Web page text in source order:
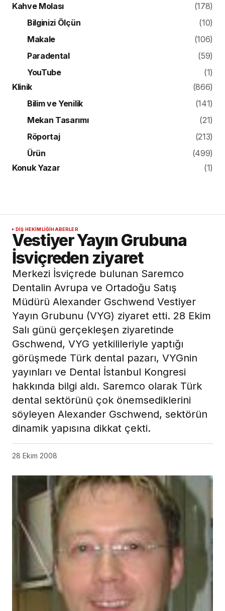
Kahve Molası
(178)
Bilginizi Ölçün
(10)
Makale
(106)
Paradental
(59)
YouTube
(1)
Klinik
(866)
Bilim ve Yenilik
(141)
Mekan Tasarımı
(21)
Röportaj
(213)
Ürün
(499)
Konuk Yazar
(1)
DIŞ HEKIMLIĞI HABERLER
Vestiyer Yayın Grubuna
İsviçreden ziyaret
Merkezi İsviçrede bulunan Saremco
Dentalin Avrupa ve Ortadoğu Satış
Müdürü Alexander Gschwend Vestiyer
Yayın Grubunu (VYG) ziyaret etti. 28 Ekim
Salı günü gerçekleşen ziyaretinde
Gschwend, VYG yetkilileriyle yaptığı
görüşmede Türk dental pazarı, VYGnin
yayınları ve Dental İstanbul Kongresi
hakkında bilgi aldı. Saremco olarak Türk
dental sektörünü çok önemsediklerini
söyleyen Alexander Gschwend, sektörün
dinamik yapısına dikkat çekti.
28 Ekim 2008